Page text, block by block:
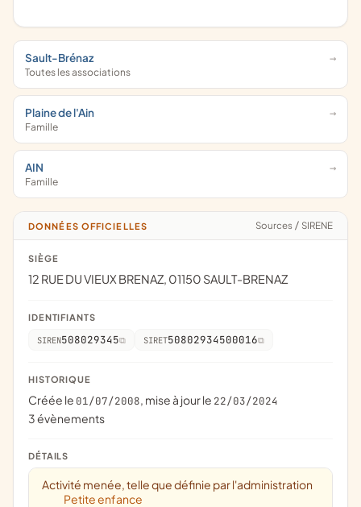
Sault-Brénaz
Toutes les associations
Plaine de l'Ain
Famille
AIN
Famille
DONNÉES OFFICIELLES Sources / SIRENE
SIÈGE
12 RUE DU VIEUX BRENAZ, 01150 SAULT-BRENAZ
IDENTIFIANTS
SIREN508029345 SIRET50802934500016
HISTORIQUE
Créée le 01/07/2008, mise à jour le 22/03/2024
3 évènements
DÉTAILS
Activité menée, telle que définie par l'administration
Petite enfance